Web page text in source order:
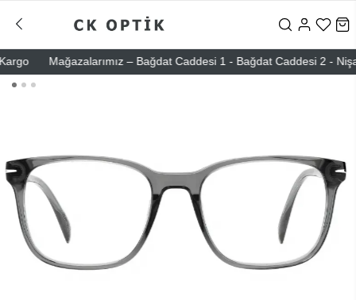
Mağazalarımız – Bağdat Caddesi 1 - Bağdat Caddesi 2 -